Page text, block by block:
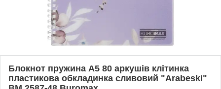
Блокнот пружина А5 80 аркушів клітинка
пластикова обкладинка сливовий "Arabeski"